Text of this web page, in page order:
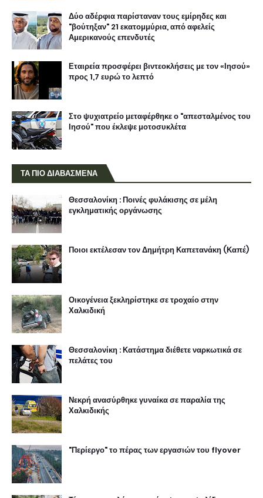
Δύο αδέρφια παρίσταναν τους εμίρηδες και
"βούτηξαν" 21 εκατομμύρια, από αφελείς
Αμερικανούς επενδυτές
Εταιρεία προσφέρει βιντεοκλήσεις με τον «Ιησού»
προς 1,7 ευρώ το λεπτό
Στο ψυχιατρείο μεταφέρθηκε ο "απεσταλμένος του
Ιησού" που έκλεψε μοτοσυκλέτα
ΤΑ ΠΙΟ ΔΙΑΒΑΣΜΕΝΑ
Θεσσαλονίκη : Ποινές φυλάκισης σε μέλη
εγκληματικής οργάνωσης
Ποιοι εκτέλεσαν τον Δημήτρη Καπετανάκη (Καπέ)
Οικογένεια ξεκληρίστηκε σε τροχαίο στην
Χαλκιδική
Θεσσαλονίκη : Κατάστημα διέθετε ναρκωτικά σε
πελάτες του
Νεκρή ανασύρθηκε γυναίκα σε παραλία της
Χαλκιδικής
"Περίεργο" το πέρας των εργασιών του flyover